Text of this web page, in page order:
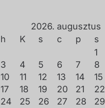
2026. augusztus
h
K s c p s
1
3
4 5 6 7 8
10
11 12 13 14 15
17
18 19 20 21 22
24
25 26 27 28 29